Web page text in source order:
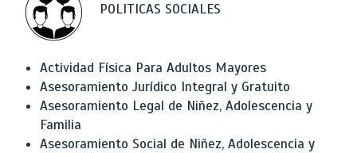
POLITICAS SOCIALES
Actividad Física Para Adultos Mayores
Asesoramiento Jurídico Integral y Gratuito
Asesoramiento Legal de Niñez, Adolescencia y
Familia
Asesoramiento Social de Niñez, Adolescencia y